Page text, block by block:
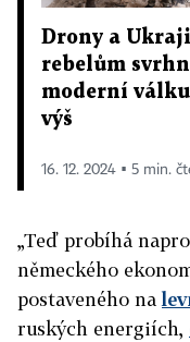
Drony a
rebelům
moderní
výš
16. 12. 2024 ▪ 5 min.
„Teď probíhá
německého
postaveného na
ruských energiích,